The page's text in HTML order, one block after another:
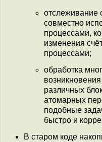
отслеживание
совместно
процессами,
изменения
процессами;
обработка
различных
атомарных
подобные
быстро и
В старом коде